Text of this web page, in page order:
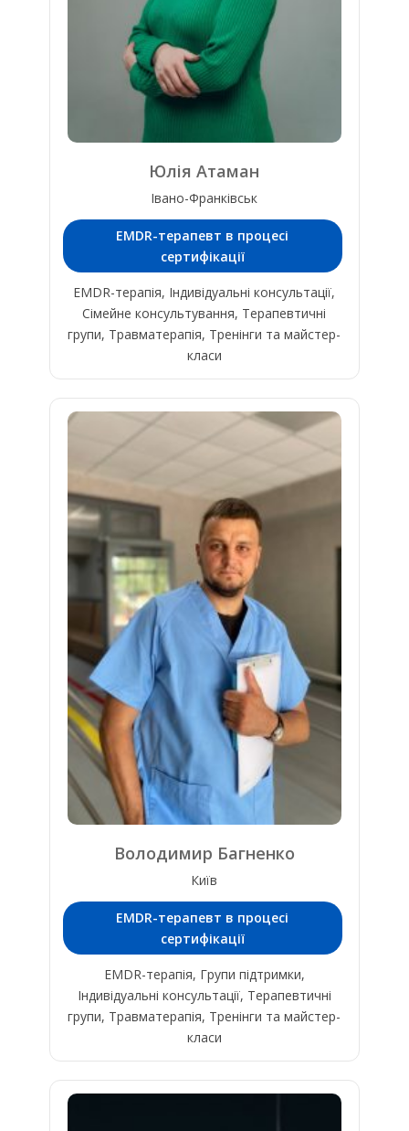
Юлія Атаман
Івано-Франківськ
EMDR-терапевт в процесі
сертифікації
EMDR-терапія, Індивідуальні консультації,
Сімейне консультування, Терапевтичні
групи, Травматерапія, Тренінги та майстер-
класи
Володимир Багненко
Київ
EMDR-терапевт в процесі
сертифікації
EMDR-терапія, Групи підтримки,
Індивідуальні консультації, Терапевтичні
групи, Травматерапія, Тренінги та майстер-
класи